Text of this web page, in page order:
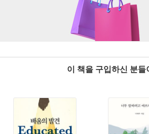
이 책을 구입하신 분